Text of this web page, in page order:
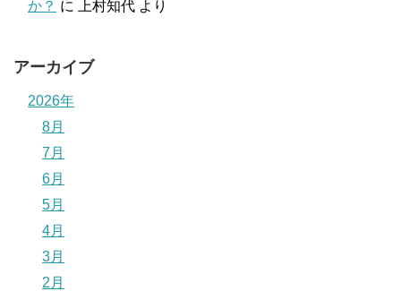
か？ に 上村知代 より
アーカイブ
2026年
8月
7月
6月
5月
4月
3月
2月